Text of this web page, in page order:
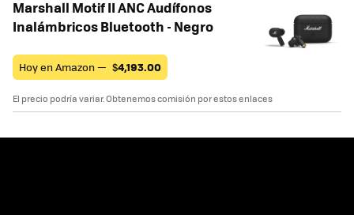
Marshall Motif II ANC Audífonos
Inalámbricos Bluetooth - Negro
Hoy en Amazon — $4,193.00
El precio podría variar. Obtenemos comisión por estos enlaces